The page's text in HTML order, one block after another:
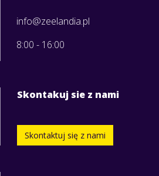
info@zeelandia.pl
8:00 - 16:00
Skontakuj sie z nami
Skontaktuj się z nami